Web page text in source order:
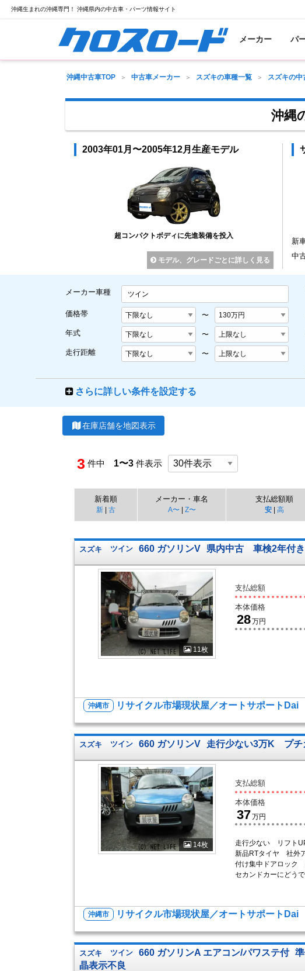
沖縄生まれの沖縄専門！ 沖縄県内の中古車・パーツ情報サイト
メーカー パ
沖縄中古車TOP 中古車メーカー スズキの車種一覧 スズキの中
沖縄
2003年01月〜2005年12月生産モデル
超コンパクトボディに先進装備を投入
モデル、グレードごとに詳しく見る
新
中
メーカー車種 ツイン
価格帯 〜
年式 〜
走行距離 〜
さらに詳しい条件を設定する
在庫店舗を地図表示
3 件中 1〜3 件表示
新着順
新 | 古
メーカー・車名
A〜| Z〜
支払総額順
安| 高
スズキ ツイン 660 ガソリンV 県内中古 車検2年付
11枚
支払総額
本体価格
28万円
沖縄市 リサイクル市場現状屋／オートサポートDai
スズキ ツイン 660 ガソリンV 走行少ない3万K プ
14枚
支払総額
本体価格
37万円
走行少ない リフト
新品RTタイヤ 社外
付け集中ドアロッ
セカンドカーにどう
沖縄市 リサイクル市場現状屋／オートサポートDai
スズキ ツイン 660 ガソリンA エアコン/パワステ付
晶表示不良